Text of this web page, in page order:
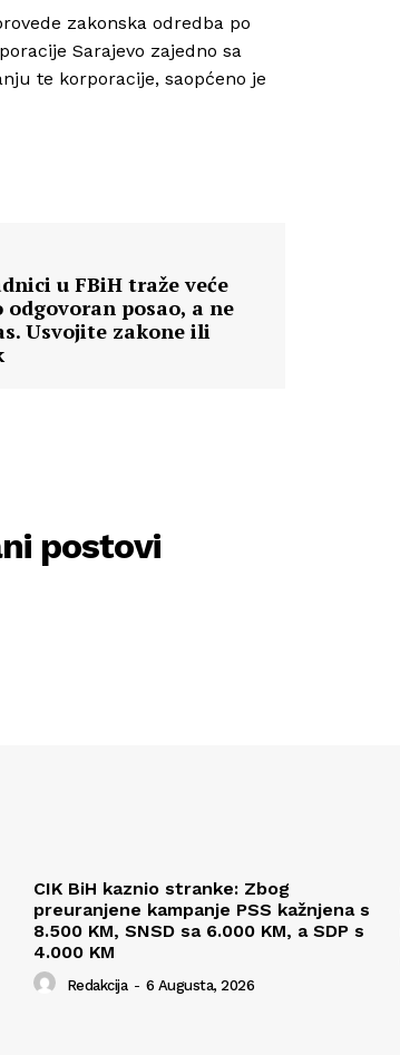
zakonska odredba po
Sarajevo zajedno sa
te korporacije, saopćeno je
u FBiH traže veće
posao, a ne
Usvojite zakone ili
postovi
CIK BiH kaznio stranke: Zbog
preuranjene kampanje PSS kažnjena s
8.500 KM, SNSD sa 6.000 KM, a SDP s
4.000 KM
Redakcija - 6 Augusta, 2026